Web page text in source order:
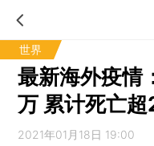
世界
最新海外疫
万 累计死亡
2021年01月18日 19:00